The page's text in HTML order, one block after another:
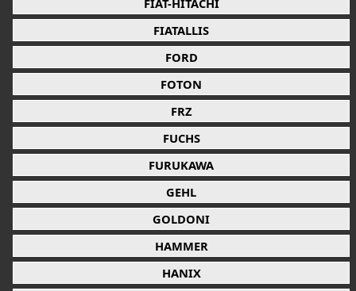
FIAT-HITACHI
FIATALLIS
FORD
FOTON
FRZ
FUCHS
FURUKAWA
GEHL
GOLDONI
HAMMER
HANIX